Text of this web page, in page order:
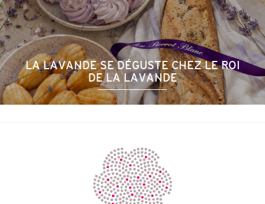
LA LAVANDE SE DÉGUSTE CHEZ LE ROI
DE LA LAVANDE